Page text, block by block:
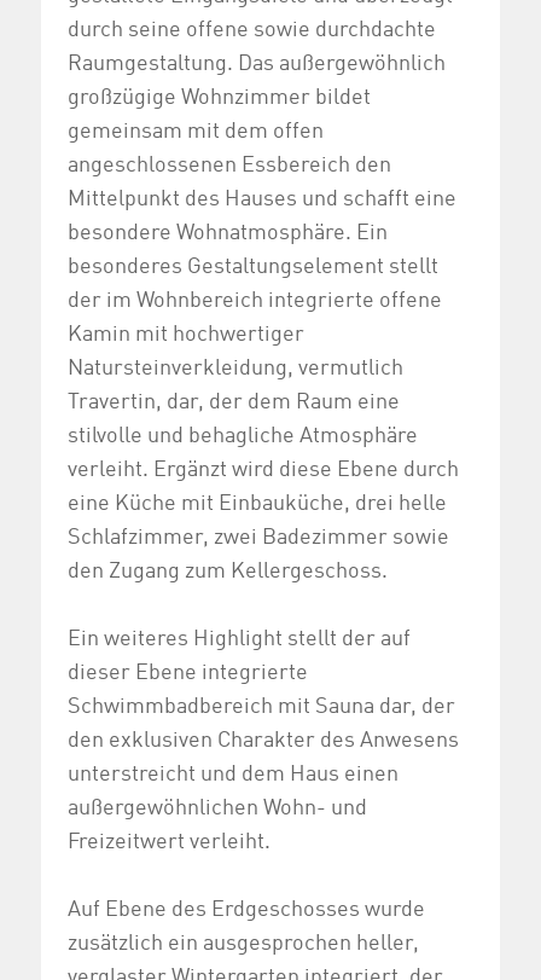
durch seine offene sowie durchdachte
Raumgestaltung. Das außergewöhnlich
großzügige Wohnzimmer bildet
gemeinsam mit dem offen
angeschlossenen Essbereich den
Mittelpunkt des Hauses und schafft eine
besondere Wohnatmosphäre. Ein
besonderes Gestaltungselement stellt
der im Wohnbereich integrierte offene
Kamin mit hochwertiger
Natursteinverkleidung, vermutlich
Travertin, dar, der dem Raum eine
stilvolle und behagliche Atmosphäre
verleiht. Ergänzt wird diese Ebene durch
eine Küche mit Einbauküche, drei helle
Schlafzimmer, zwei Badezimmer sowie
den Zugang zum Kellergeschoss.
Ein weiteres Highlight stellt der auf
dieser Ebene integrierte
Schwimmbadbereich mit Sauna dar, der
den exklusiven Charakter des Anwesens
unterstreicht und dem Haus einen
außergewöhnlichen Wohn- und
Freizeitwert verleiht.
Auf Ebene des Erdgeschosses wurde
zusätzlich ein ausgesprochen heller,
verglaster Wintergarten integriert, der